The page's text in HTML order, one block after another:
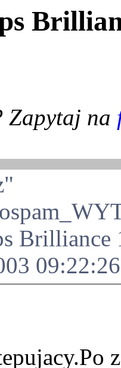
Zapytaj na
Brilliance